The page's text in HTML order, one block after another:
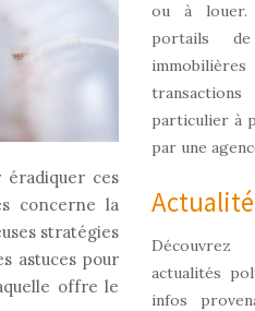
éradiquer ces
concerne la
stratégies
astuces pour
offre le
ou à louer.
portails
particulier à
par une
Découvrez
actualités
infos